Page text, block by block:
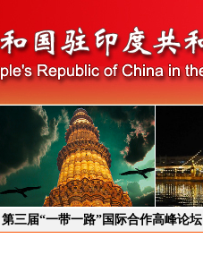
第三届“一带一路”国际合作高峰论坛